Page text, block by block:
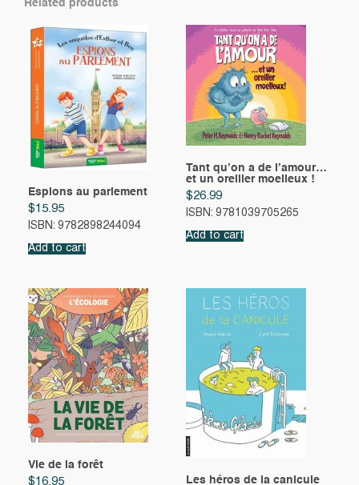
Related products
Espions au parlement
$15.95
ISBN: 9782898244094
Add to cart
Tant qu’on a de l’amour…
et un oreiller moelleux !
$26.99
ISBN: 9781039705265
Add to cart
Vie de la forêt
$16.95 Les héros de la canicule